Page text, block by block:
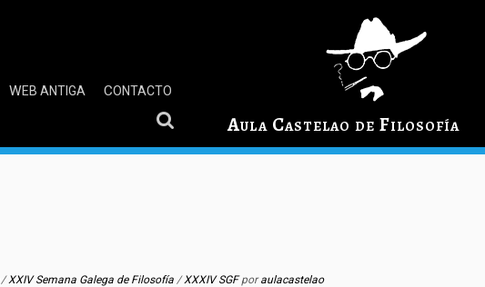
Aula Castelao de Filosofía
WEB ANTIGA CONTACTO
/XXIV Semana Galega de Filosofía /XXXIV SGFporaulacastelao